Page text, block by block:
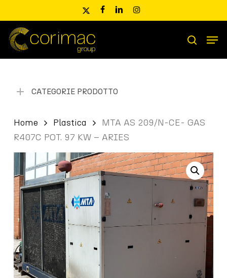
main
content
x-
facebooklinkedininstagram
Ricerca
prodotti
search
CATEGORIE PRODOTTO
Home Plastica
MTA AS 209/N-CE- GAS
R407C POT. 97 KW – ARIES